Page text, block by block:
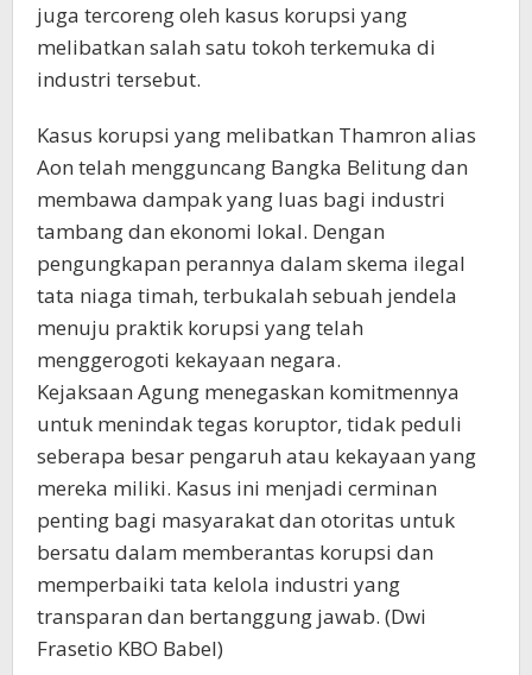
juga tercoreng oleh kasus korupsi yang
melibatkan salah satu tokoh terkemuka di
industri tersebut.
Kasus korupsi yang melibatkan Thamron alias
Aon telah mengguncang Bangka Belitung dan
membawa dampak yang luas bagi industri
tambang dan ekonomi lokal. Dengan
pengungkapan perannya dalam skema ilegal
tata niaga timah, terbukalah sebuah jendela
menuju praktik korupsi yang telah
menggerogoti kekayaan negara.
Kejaksaan Agung menegaskan komitmennya
untuk menindak tegas koruptor, tidak peduli
seberapa besar pengaruh atau kekayaan yang
mereka miliki. Kasus ini menjadi cerminan
penting bagi masyarakat dan otoritas untuk
bersatu dalam memberantas korupsi dan
memperbaiki tata kelola industri yang
transparan dan bertanggung jawab. (Dwi
Frasetio KBO Babel)